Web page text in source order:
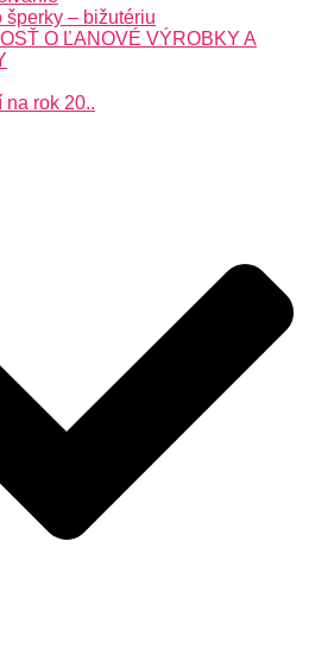
šperky – bižutériu
O ĽANOVÉ VÝROBKY A
na rok 20..